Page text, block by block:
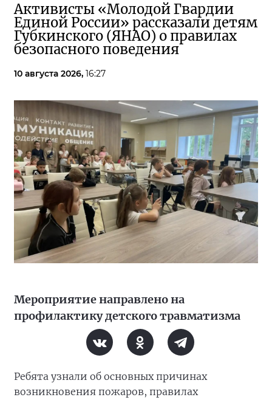
Активисты «Молодой Гвардии
Единой России» рассказали детям
Губкинского (ЯНАО) о правилах
безопасного поведения
10 августа 2026, 16:27
Мероприятие направлено на
профилактику детского травматизма
Ребята узнали об основных причинах
возникновения пожаров, правилах